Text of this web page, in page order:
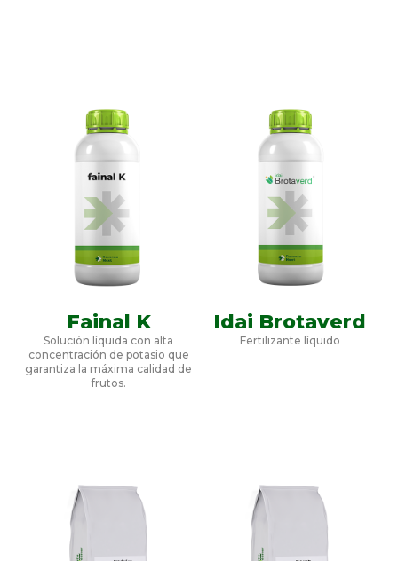
Fainal K
Solución líquida con alta
concentración de potasio que
garantiza la máxima calidad de
frutos.
Idai Brotaverd
Fertilizante líquido